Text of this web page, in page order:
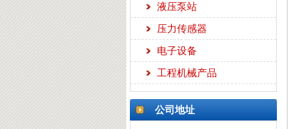
液压泵站
压力传感器
电子设备
工程机械产品
公司地址